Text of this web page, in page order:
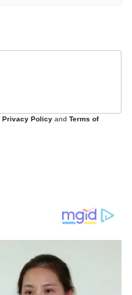
Privacy Policy and Terms of